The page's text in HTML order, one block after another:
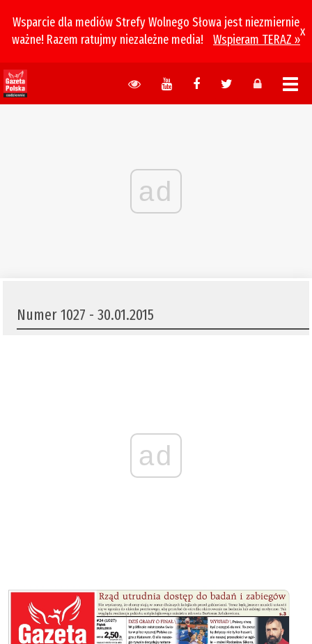
Wsparcie dla mediów Strefy Wolnego Słowa jest niezmiernie
ważne! Razem ratujmy niezależne media!
Wspieram TERAZ »
x
ad
Numer 1027 - 30.01.2015
ad